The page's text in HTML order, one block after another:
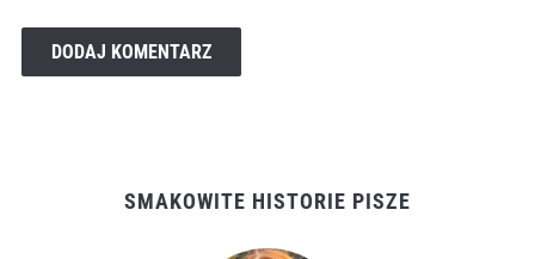
SMAKOWITE HISTORIE PISZE